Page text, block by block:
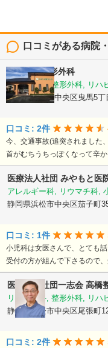
口コミがある病院
やまうち整形外科
リウマチ科, 整形外科, リハ
静岡県浜松市中央区曳馬5丁
口コミ: 2件
今、交通事故(追突されました
首がむちうちっぽくなって辛
医療法人社団 みやもと医
アレルギー科, リウマチ科,
静岡県浜松市中央区茄子町
口コミ: 1件
小児科は女医さんで、とても
受付の方が組んで下さるので
医療法人社団一志会 高橋
リウマチ科, 整形外科, リハ
静岡県浜松市中央区尾張町
口コミ: 2件